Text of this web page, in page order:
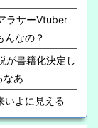
ラサーVtuber
んなの？
が書籍化決定し
なあ
いよに見える